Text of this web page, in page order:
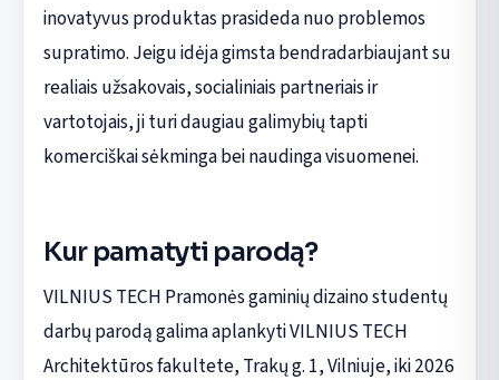
inovatyvus produktas prasideda nuo problemos
supratimo. Jeigu idėja gimsta bendradarbiaujant su
realiais užsakovais, socialiniais partneriais ir
vartotojais, ji turi daugiau galimybių tapti
komerciškai sėkminga bei naudinga visuomenei.
Kur pamatyti parodą?
VILNIUS TECH Pramonės gaminių dizaino studentų
darbų parodą galima aplankyti VILNIUS TECH
Architektūros fakultete, Trakų g. 1, Vilniuje, iki 2026